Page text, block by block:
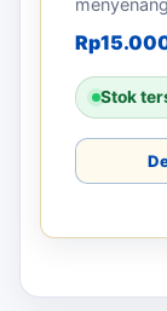
BALON
yang
Balon